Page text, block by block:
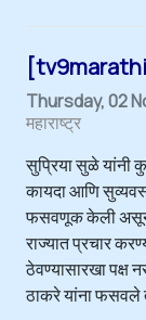
Thursday, 02
महाराष्ट्र
सुप्रिया सुळे यांनी
कायदा आणि
फसवणूक केली असून
राज्यात प्रचार
ठेवण्यासारखा पक्ष
ठाकरे यांना फसवले